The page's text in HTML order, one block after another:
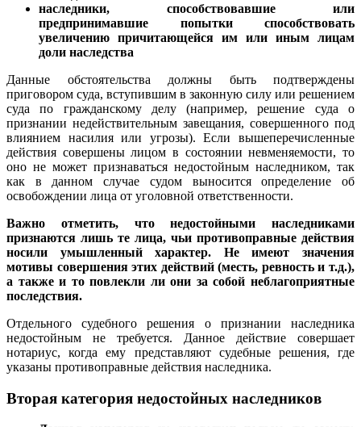
наследники, способствовавшие или
предпринимавшие попытки способствовать
увеличению причитающейся им или иным лицам
доли наследства
Данные обстоятельства должны быть подтверждены
приговором суда, вступившим в законную силу или решением
суда по гражданскому делу (например, решение суда о
признании недействительным завещания, совершенного под
влиянием насилия или угрозы). Если вышеперечисленные
действия совершены лицом в состоянии невменяемости, то
оно не может признаваться недостойным наследником, так
как в данном случае судом выносится определение об
освобождении лица от уголовной ответственности.
Важно отметить, что недостойными наследниками
признаются лишь те лица, чьи противоправные действия
носили умышленный характер. Не имеют значения
мотивы совершения этих действий (месть, ревность и т.д.),
а также и то повлекли ли они за собой неблагоприятные
последствия.
Отдельного судебного решения о признании наследника
недостойным не требуется. Данное действие совершает
нотариус, когда ему представляют судебные решения, где
указаны противоправные действия наследника.
Вторая категория недостойных наследников